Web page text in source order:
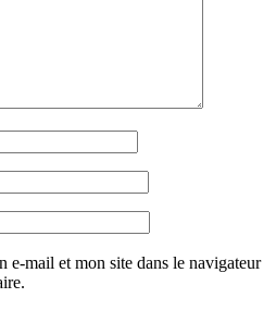
e-mail et mon site dans le navigateur